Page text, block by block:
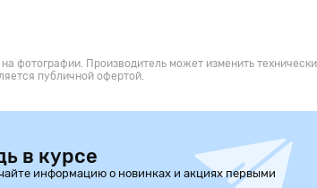
фотографии. Производитель может изменить
публичной офертой.
в курсе
информацию о новинках и акциях первыми